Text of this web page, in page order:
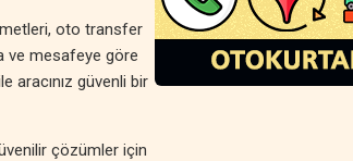
oto transfer
ve mesafeye göre
aracınız güvenli bir
çözümler için